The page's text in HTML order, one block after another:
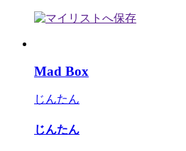
Mad Box
じんたん
じんたん